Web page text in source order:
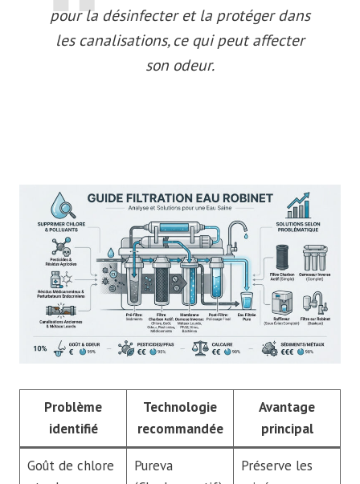
pour la désinfecter et la protéger dans
les canalisations, ce qui peut affecter
son odeur.
Problème
identifié
Technologie
recommandée
Avantage
principal
Goût de chlore
Pureva
Préserve les